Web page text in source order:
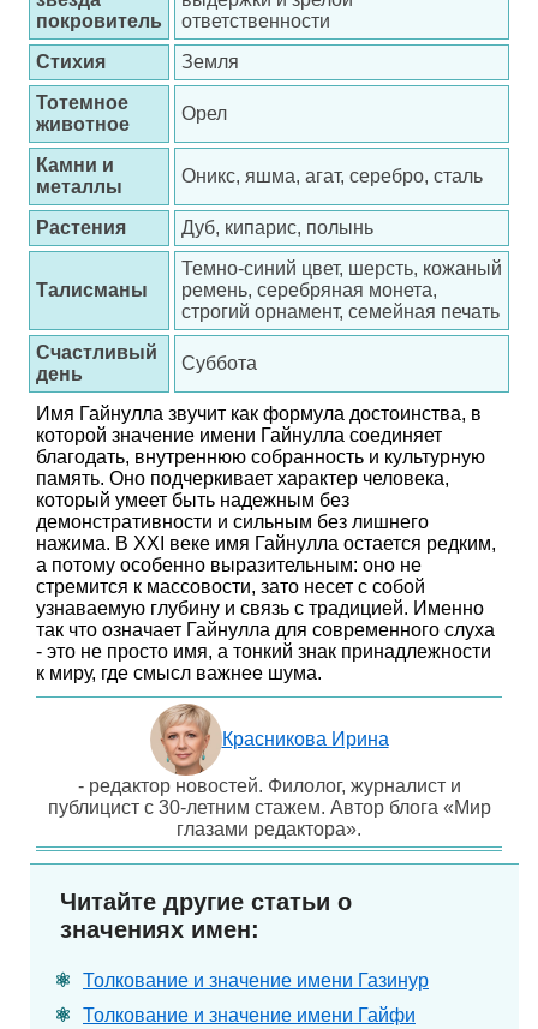
покровитель
ответственности
Стихия
Земля
Тотемное
животное
Орел
Камни и
металлы
Оникс, яшма, агат, серебро, сталь
Растения Дуб, кипарис, полынь
Талисманы
Темно-синий цвет, шерсть, кожаный
ремень, серебряная монета,
строгий орнамент, семейная печать
Счастливый
день
Суббота
Имя Гайнулла звучит как формула достоинства, в
которой значение имени Гайнулла соединяет
благодать, внутреннюю собранность и культурную
память. Оно подчеркивает характер человека,
который умеет быть надежным без
демонстративности и сильным без лишнего
нажима. В XXI веке имя Гайнулла остается редким,
а потому особенно выразительным: оно не
стремится к массовости, зато несет с собой
узнаваемую глубину и связь с традицией. Именно
так что означает Гайнулла для современного слуха
- это не просто имя, а тонкий знак принадлежности
к миру, где смысл важнее шума.
Красникова Ирина
- редактор новостей. Филолог, журналист и
публицист с 30-летним стажем. Автор блога «Мир
глазами редактора».
Читайте другие статьи о
значениях имен:
Толкование и значение имени Газинур
Толкование и значение имени Гайфи